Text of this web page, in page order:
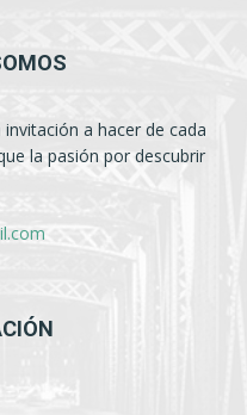
a hacer de cada
la pasión por descubrir